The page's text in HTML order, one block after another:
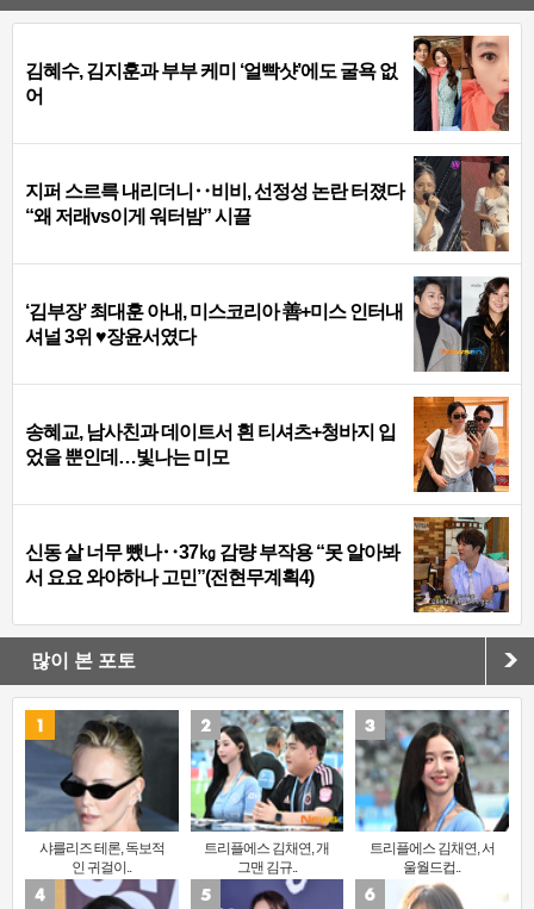
김혜수, 김지훈과 부부 케미 ‘얼빡샷’에도 굴욕 없
어
지퍼 스르륵 내리더니‥비비, 선정성 논란 터졌다
“왜 저래vs이게 워터밤” 시끌
‘김부장’ 최대훈 아내, 미스코리아 善+미스 인터내
셔널 3위 ♥장윤서였다
송혜교, 남사친과 데이트서 흰 티셔츠+청바지 입
었을 뿐인데…빛나는 미모
신동 살 너무 뺐나‥37㎏ 감량 부작용 “못 알아봐
서 요요 와야하나 고민”(전현무계획4)
많이 본 포토
샤를리즈 테론, 독보적
인 귀걸이..
트리플에스 김채연, 개
그맨 김규..
트리플에스 김채연, 서
울월드컵..